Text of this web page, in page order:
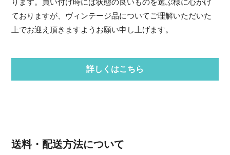
ります。買い付け時には状態の良いものを選ぶ様に心がけ
ておりますが、ヴィンテージ品についてご理解いただいた
上でお迎え頂きますようお願い申し上げます。
詳しくはこちら
送料・配送方法について